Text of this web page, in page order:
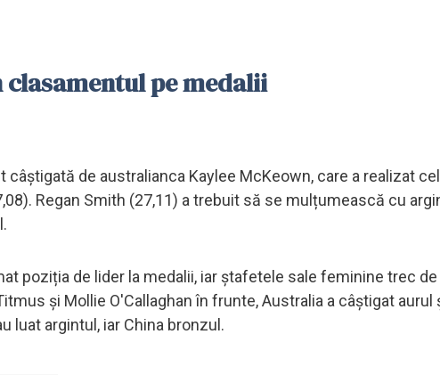
pe medalii
câștigată de australianca Kaylee McKeown, care a realizat
Regan Smith (27,11) a trebuit să se mulțumească cu
poziția de lider la medalii, iar ștafetele sale feminine trec
și Mollie O'Callaghan în frunte, Australia a câștigat aurul
luat argintul, iar China bronzul.